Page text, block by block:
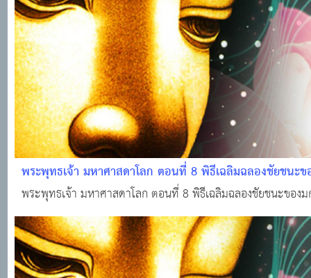
พระพุทธเจ้า มหาศาสดาโลก ตอนที่ 8 พิธีเฉลิมฉลองชัยชนะข
พระพุทธเจ้า มหาศาสดาโลก ตอนที่ 8 พิธีเฉลิมฉลองชัยชนะของ